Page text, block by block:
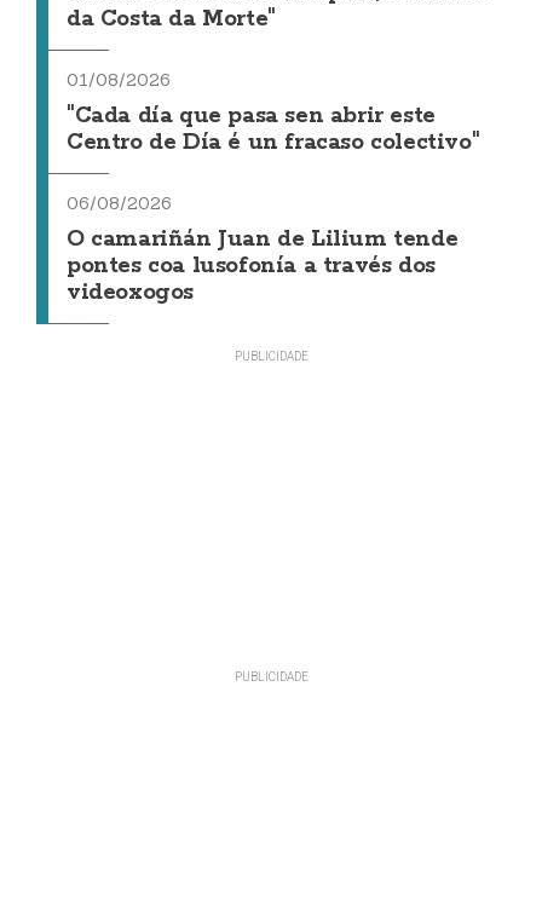
da Costa da Morte"
01/08/2026
"Cada día que pasa sen abrir este
Centro de Día é un fracaso colectivo"
06/08/2026
O camariñán Juan de Lilium tende
pontes coa lusofonía a través dos
videoxogos